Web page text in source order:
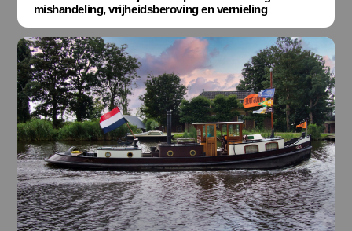
mishandeling, vrijheidsberoving en vernieling